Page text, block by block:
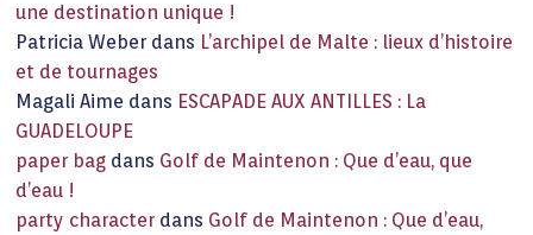
une destination unique !
Patricia Weber dans L’archipel de Malte : lieux d’histoire
et de tournages
Magali Aime dans ESCAPADE AUX ANTILLES : La
GUADELOUPE
paper bag dans Golf de Maintenon : Que d’eau, que
d’eau !
party character dans Golf de Maintenon : Que d’eau,